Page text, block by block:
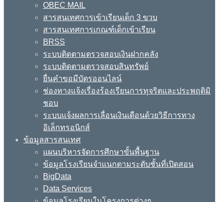
OBEC MAIL
สารสนเทศการเข้าเรียนเด็ก 3 ขวบ
สารสนเทศการเกณฑ์เด็กเข้าเรียน
BRSS
ระบบติดตามตรวจสอบเงินฝากคลัง
ระบบติดตามตรวจสอบสินทรัพย์
ยื่นคำขอมีบัตรออนไลน์
ช่องทางแจ้งเรื่องร้องเรียนการทุจริตและประพฤติมิ
ชอบ
ระบบแจ้งผลการเลื่อนเงินเดือนด้วยวิธีการทาง
อิเล็กทรอนิกส์
ข้อมูลสารสนเทศ
แผนบริหารจัดการศึกษาขั้นพื้นฐาน
ข้อมูลโรงเรียนจำแนกตามระดับชั้นที่เปิดสอน
BigData
Data Services